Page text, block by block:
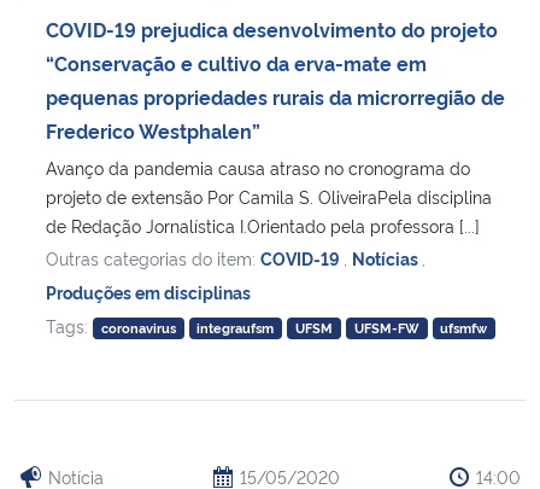
COVID-19 prejudica desenvolvimento do projeto
“Conservação e cultivo da erva-mate em
pequenas propriedades rurais da microrregião de
Frederico Westphalen”
Avanço da pandemia causa atraso no cronograma do
projeto de extensão Por Camila S. OliveiraPela disciplina
de Redação Jornalística I.Orientado pela professora [...]
Outras categorias do item: COVID-19 Notícias
Produções em disciplinas
Tags:
coronavirus integraufsm UFSM UFSM-FW ufsmfw
Notícia 15/05/2020 14:00